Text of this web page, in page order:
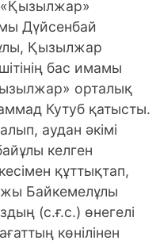
Дүйсенбай
Қызылжар
бас имамы
орталық
Кутуб қатысты.
аудан әкімі
келген
құттықтап,
Байкемелұлы
(с.ғ.с.) өнегелі
көнілінен